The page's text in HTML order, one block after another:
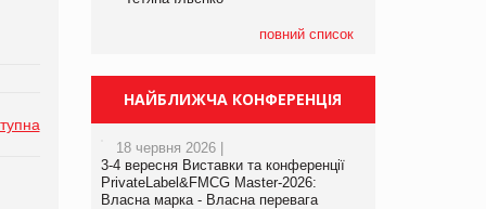
повний список
НАЙБЛИЖЧА КОНФЕРЕНЦІЯ
18 червня 2026 |
3-4 вересня Виставки та конференції
PrivateLabel&FMCG Master-2026:
Власна марка - Власна перевага